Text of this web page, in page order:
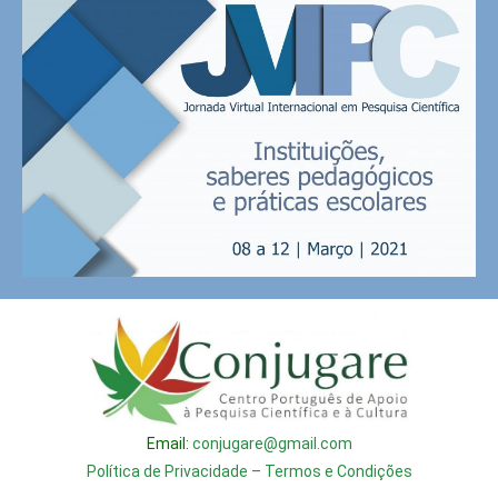
Email: conjugare@gmail.com
Política de Privacidade – Termos e Condições